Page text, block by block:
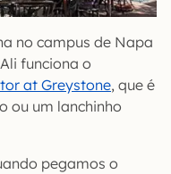
no campus de Napa
funciona o
at Greystone, que é
ou um lanchinho
pegamos o